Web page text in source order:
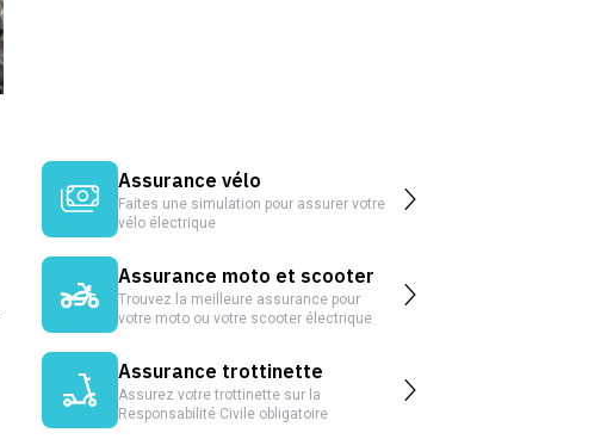
Assurance vélo
Faites une simulation pour assurer votre
vélo électrique
Assurance moto et scooter
Trouvez la meilleure assurance pour
votre moto ou votre scooter électrique
Assurance trottinette
Assurez votre trottinette sur la
Responsabilité Civile obligatoire